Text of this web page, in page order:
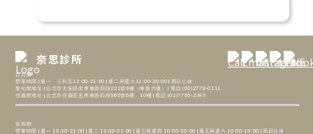
奈思診所
台北館
營業時間 | 週一、三到五12:00-21:00 | 週二與週六11:00-20:00 | 周日公休
敦化館地址 | 台北市大安區忠孝東路四段221號9樓（華新大樓） | 電話 (02)2778-0111
信義館地址 | 台北市信義區忠孝東路四段565號6樓、10樓 | 電話 (02)7755-2345
安和館
營業時間 | 週一 10:30-21:00 | 週二 12:00-21:00 | 週三與週四 10:00-20:00 | 週五與週六 10:00-19:00 | 周日公休